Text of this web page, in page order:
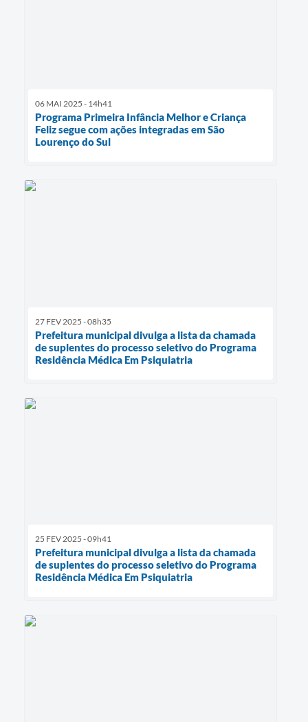
06 MAI 2025 - 14h41
Programa Primeira Infância Melhor e Criança
Feliz segue com ações integradas em São
Lourenço do Sul
27 FEV 2025 - 08h35
Prefeitura municipal divulga a lista da chamada
de suplentes do processo seletivo do Programa
Residência Médica Em Psiquiatria
25 FEV 2025 - 09h41
Prefeitura municipal divulga a lista da chamada
de suplentes do processo seletivo do Programa
Residência Médica Em Psiquiatria